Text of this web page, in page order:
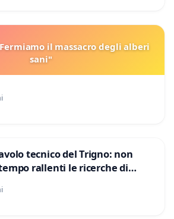
il massacro degli alberi
sani"
tecnico del Trigno: non
rallenti le ricerche di